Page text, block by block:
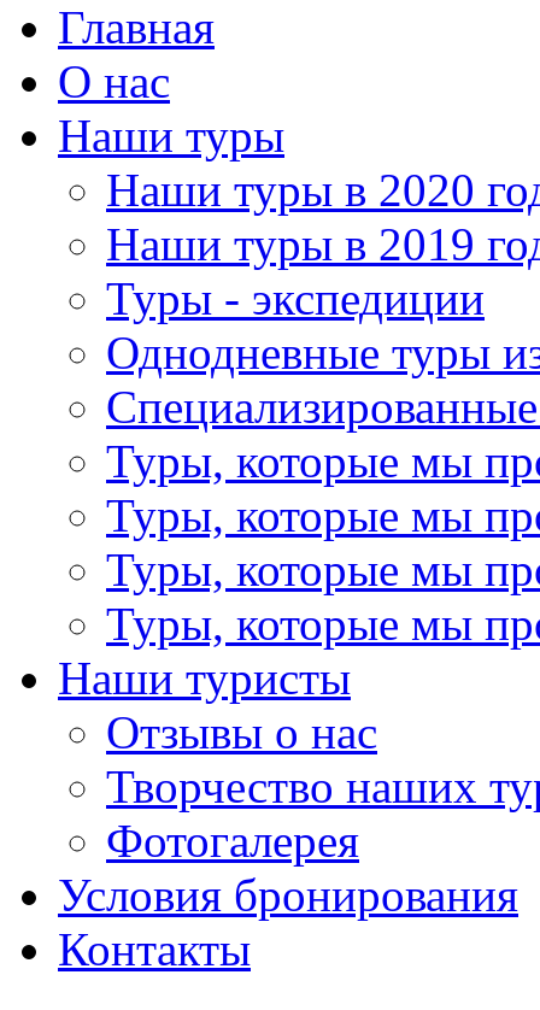
Главная
О нас
Наши туры
Наши туры в 2020
Наши туры в 2019
Туры - экспедиции
Однодневные туры
Туры, которые мы
Туры, которые мы
Туры, которые мы
Туры, которые мы
Наши туристы
Отзывы о нас
Творчество наших
Фотогалерея
Условия бронирования
Контакты